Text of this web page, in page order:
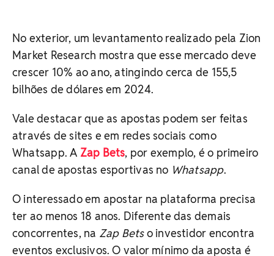
No exterior, um levantamento realizado pela Zion
Market Research mostra que esse mercado deve
crescer 10% ao ano, atingindo cerca de 155,5
bilhões de dólares em 2024.
Vale destacar que as apostas podem ser feitas
através de sites e em redes sociais como
Whatsapp. A Zap Bets, por exemplo, é o primeiro
canal de apostas esportivas no Whatsapp.
O interessado em apostar na plataforma precisa
ter ao menos 18 anos. Diferente das demais
concorrentes, na Zap Betso investidor encontra
eventos exclusivos. O valor mínimo da aposta é